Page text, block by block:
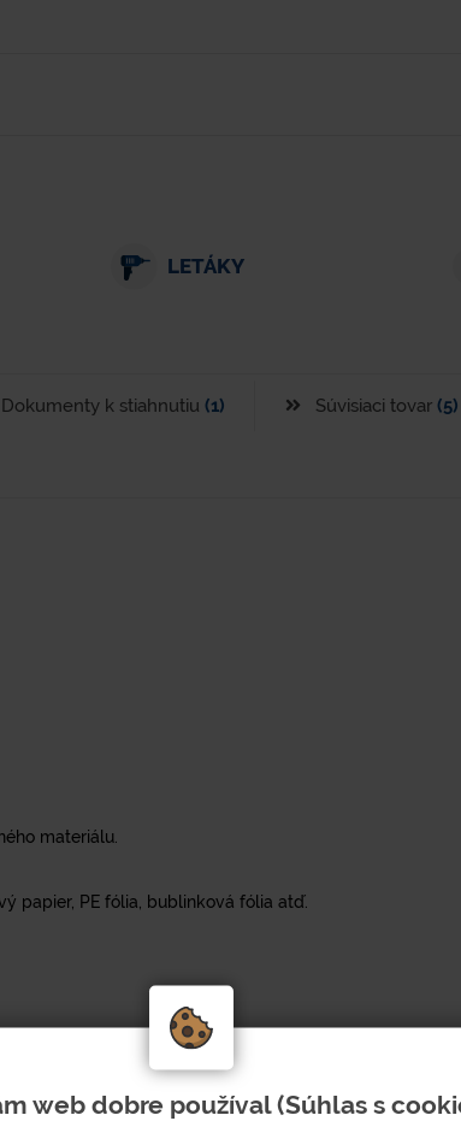
LETÁKY
Dokumenty k stiahnutiu (1) Súvisiaci tovar (5)
materiálu.
papier, PE fólia, bublinková fólia atď.
web dobre používal (Súhlas s